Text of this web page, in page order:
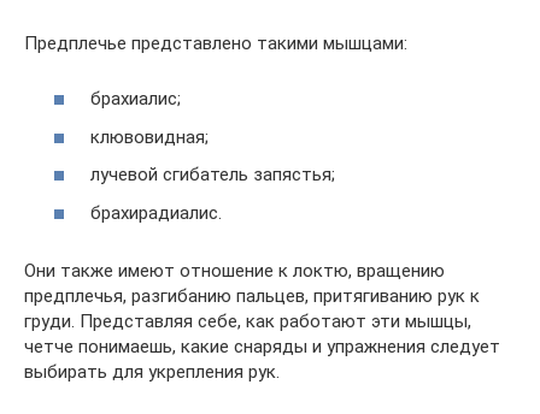
Предплечье представлено такими мышцами:
брахиалис;
клювовидная;
лучевой сгибатель запястья;
брахирадиалис.
Они также имеют отношение к локтю, вращению
предплечья, разгибанию пальцев, притягиванию рук к
груди. Представляя себе, как работают эти мышцы,
четче понимаешь, какие снаряды и упражнения следует
выбирать для укрепления рук.